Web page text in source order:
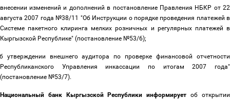
изменений и дополнений в постановление Правления НБКР от 22
августа 2007 года №38/11 "Об Инструкции о порядке проведения платежей в
Системе пакетного клиринга мелких розничных и регулярных платежей в
Кыргызской Республике" (постановление №53/6);
утверждении внешнего аудитора по проверке финансовой отчетности
Республиканского Управления инкассации по итогам 2007 года"
(постановление №53/7).
Национальный банк Кыргызской Республики информирует об открытии